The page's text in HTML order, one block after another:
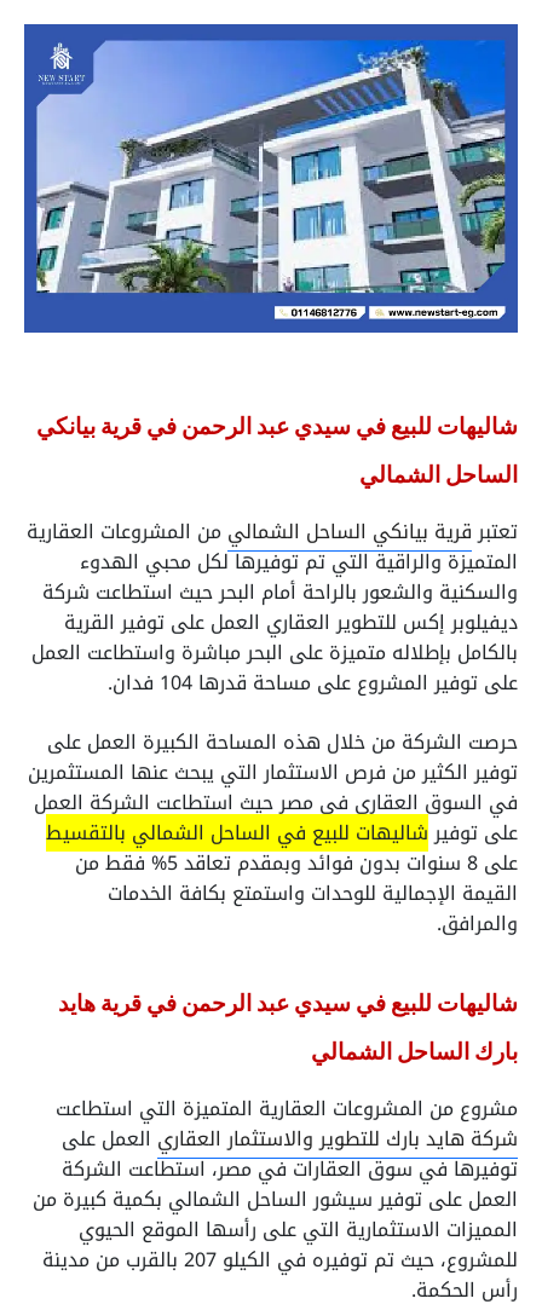
شاليهات للبيع في سيدي عبد الرحمن في قرية بيانكي
الساحل الشمالي
تعتبرقرية بيانكي الساحل الشمالي من المشروعات العقارية
المتميزة والراقية التي تم توفيرها لكل محبي الهدوء
والسكنية والشعور بالراحة أمام البحر حيث استطاعت شركة
ديفيلوبر إكس للتطوير العقاري العمل على توفير القرية
بالكامل بإطلاله متميزة على البحر مباشرة واستطاعت العمل
على توفير المشروع على مساحة قدرها 104 فدان.
حرصت الشركة من خلال هذه المساحة الكبيرة العمل على
توفير الكثير من فرص الاستثمار التي يبحث عنها المستثمرين
في السوق العقاري في مصر حيث استطاعت الشركة العمل
على توفيرشاليهات للبيع في الساحل الشمالي بالتقسيط
على 8 سنوات بدون فوائد وبمقدم تعاقد 5% فقط من
القيمة الإجمالية للوحدات واستمتع بكافة الخدمات
والمرافق.
شاليهات للبيع في سيدي عبد الرحمن في قرية هايد
بارك الساحل الشمالي
مشروع من المشروعات العقارية المتميزة التي استطاعت
شركة هايد بارك للتطوير والاستثمار العقاري العمل على
توفيرها في سوق العقارات في مصر، استطاعت الشركة
العمل على توفير سيشور الساحل الشمالي بكمية كبيرة من
المميزات الاستثمارية التي على رأسها الموقع الحيوي
للمشروع، حيث تم توفيره في الكيلو 207 بالقرب من مدينة
رأس الحكمة.